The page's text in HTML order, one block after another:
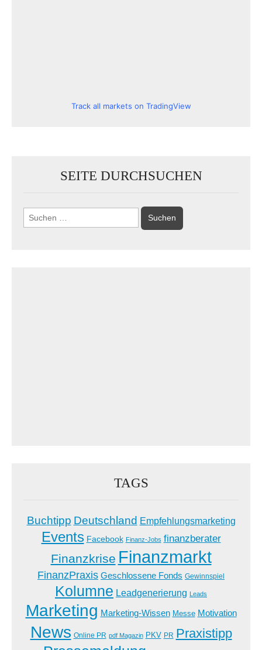
Track all markets on TradingView
SEITE DURCHSUCHEN
Suchen
nach:
TAGS
Buchtipp Deutschland Empfehlungsmarketing
Events Facebook Finanz-Jobs finanzberater
Finanzkrise Finanzmarkt
FinanzPraxis Geschlossene Fonds Gewinnspiel
Kolumne Leadgenerierung Leads
Marketing Marketing-Wissen Messe Motivation
News Online PR pdf Magazin PKV PR Praxistipp